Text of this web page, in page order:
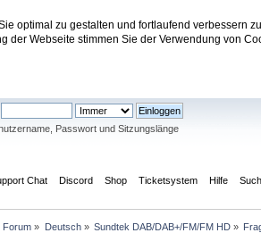
optimal zu gestalten und fortlaufend verbessern
der Webseite stimmen Sie der Verwendung von
Forum
Passwort und Sitzungslänge
Chat Discord Shop Ticketsystem Hilfe
Forum » Deutsch» Sundtek DAB/DAB+/FM/FM HD»